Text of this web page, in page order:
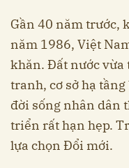
Gần 40 năm trước,
năm 1986, Việt
khăn. Đất nước
tranh, cơ sở hạ
đời sống nhân dân
triển rất hạn hẹp.
lựa chọn Đổi mới.